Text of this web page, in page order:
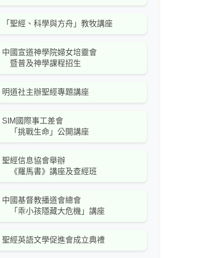
「聖經、科學與方舟」教牧講座
中國宣道神學院婦女培靈會
暨普及神學課程招生
明道社主辦聖經專題講座
SIM國際事工差會
「挑戰生命」公開講座
聖經信息協會舉辦
《羅馬書》講座及查經班
中國基督教播道會總會
「乖小孩隱藏大危機」講座
聖經英語文學促進會成立典禮